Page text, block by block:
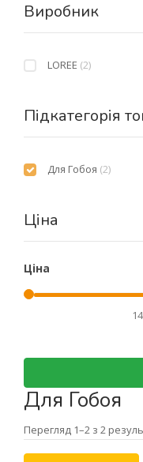
Виробник
LOREE (2)
Підкатегорія
Для Гобоя (2)
Ціна
Ціна
Для Гобоя
Перегляд 1–2 з 2